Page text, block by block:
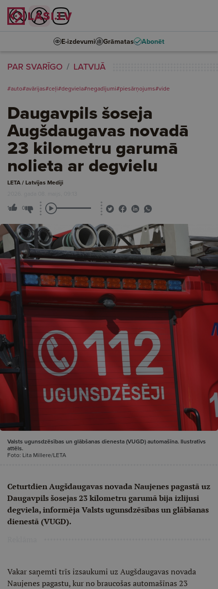
E-izdevumi Grāmatas Abonēt
PAR SVARĪGO LATVIJĀ
#auto#avārijas#ceļi#degviela#negadījumi#piesārņojums#vide
Daugavpils šoseja
Augšdaugavas novadā
23 kilometru garumā
nolieta ar degvielu
LETA / Latvijas Mediji
2026. gada 08. maijs, 09:13
1 0
Valsts ugunsdzēsības un glābšanas dienesta (VUGD) automašīna. Ilustratīvs
attēls.
Foto: Lita Millere/LETA
Ceturtdien Augšdaugavas novada Naujenes pagastā uz
Daugavpils šosejas 23 kilometru garumā bija izlijusi
degviela, informēja Valsts ugunsdzēsības un glābšanas
dienestā (VUGD).
Vakar saņemti trīs izsaukumi uz Augšdaugavas novada
Naujenes pagastu, kur no braucošas automašīnas 23